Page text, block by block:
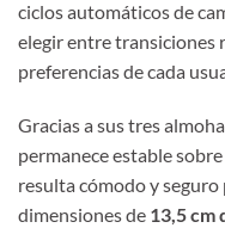
ciclos automáticos de
elegir entre transiciones
preferencias de cada
Gracias a sus tres
permanece estable
resulta cómodo y
dimensiones de 13,5 cm